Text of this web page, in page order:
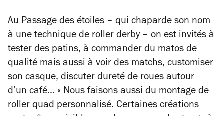
Au Passage des étoiles – qui chaparde son nom
à une technique de roller derby – on est invités à
tester des patins, à commander du matos de
qualité mais aussi à voir des matchs, customiser
son casque, discuter dureté de roues autour
d’un café... « Nous faisons aussi du montage de
roller quad personnalisé. Certaines créations